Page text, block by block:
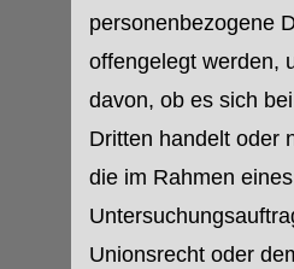
personenbezogene
offengelegt werden,
davon, ob es sich
Dritten handelt oder
die im Rahmen
Unionsrecht oder